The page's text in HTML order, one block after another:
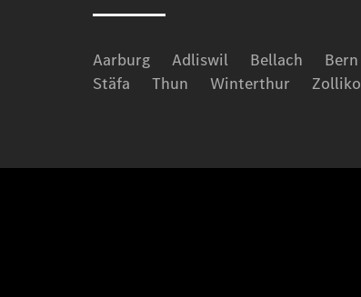
Aarburg Adliswil Bellach Bern
Stäfa
Thun Winterthur